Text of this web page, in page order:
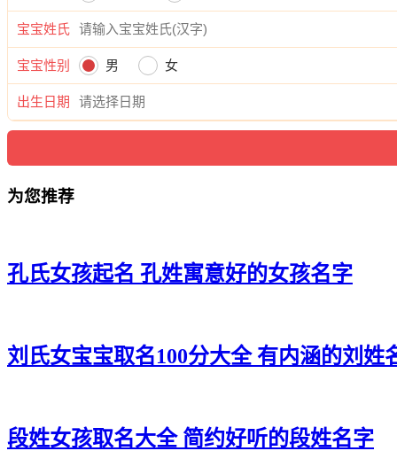
宝宝姓氏
宝宝性别 男 女
出生日期
为您推荐
孔氏女孩起名 孔姓寓意好的女孩名字
刘氏女宝宝取名100分大全 有内涵的刘姓
段姓女孩取名大全 简约好听的段姓名字